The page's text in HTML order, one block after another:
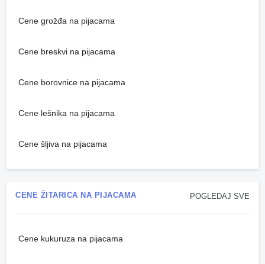
Cene grožđa na pijacama
Cene breskvi na pijacama
Cene borovnice na pijacama
Cene lešnika na pijacama
Cene šljiva na pijacama
POGLEDAJ SVE
CENE ŽITARICA NA PIJACAMA
Cene kukuruza na pijacama